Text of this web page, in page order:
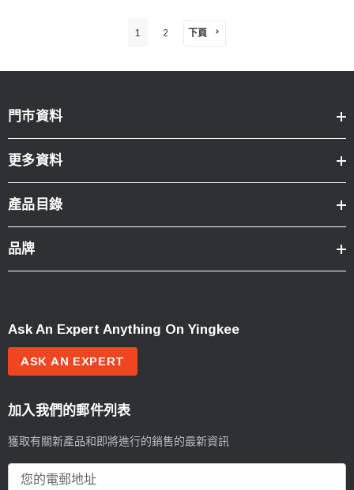
1 2 下頁
門市資料
更多資料
產品目錄
品牌
Ask An Expert Anything On Yingkee
ASK AN EXPERT
加入我們的郵件列表
獲取有關新產品和即將進行的銷售的最新資訊